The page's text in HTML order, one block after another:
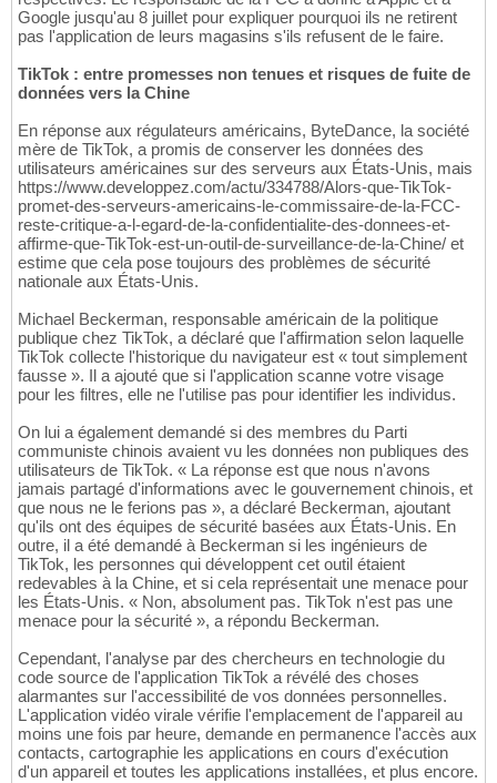
Google jusqu'au 8 juillet pour expliquer pourquoi ils ne retirent
pas l'application de leurs magasins s'ils refusent de le faire.
TikTok : entre promesses non tenues et risques de fuite de
données vers la Chine
En réponse aux régulateurs américains, ByteDance, la société
mère de TikTok, a promis de conserver les données des
utilisateurs américaines sur des serveurs aux États-Unis, mais
https://www.developpez.com/actu/334788/Alors-que-TikTok-
promet-des-serveurs-americains-le-commissaire-de-la-FCC-
reste-critique-a-l-egard-de-la-confidentialite-des-donnees-et-
affirme-que-TikTok-est-un-outil-de-surveillance-de-la-Chine/ et
estime que cela pose toujours des problèmes de sécurité
nationale aux États-Unis.
Michael Beckerman, responsable américain de la politique
publique chez TikTok, a déclaré que l'affirmation selon laquelle
TikTok collecte l'historique du navigateur est « tout simplement
fausse ». Il a ajouté que si l'application scanne votre visage
pour les filtres, elle ne l'utilise pas pour identifier les individus.
On lui a également demandé si des membres du Parti
communiste chinois avaient vu les données non publiques des
utilisateurs de TikTok. « La réponse est que nous n'avons
jamais partagé d'informations avec le gouvernement chinois, et
que nous ne le ferions pas », a déclaré Beckerman, ajoutant
qu'ils ont des équipes de sécurité basées aux États-Unis. En
outre, il a été demandé à Beckerman si les ingénieurs de
TikTok, les personnes qui développent cet outil étaient
redevables à la Chine, et si cela représentait une menace pour
les États-Unis. « Non, absolument pas. TikTok n'est pas une
menace pour la sécurité », a répondu Beckerman.
Cependant, l'analyse par des chercheurs en technologie du
code source de l'application TikTok a révélé des choses
alarmantes sur l'accessibilité de vos données personnelles.
L'application vidéo virale vérifie l'emplacement de l'appareil au
moins une fois par heure, demande en permanence l'accès aux
contacts, cartographie les applications en cours d'exécution
d'un appareil et toutes les applications installées, et plus encore.